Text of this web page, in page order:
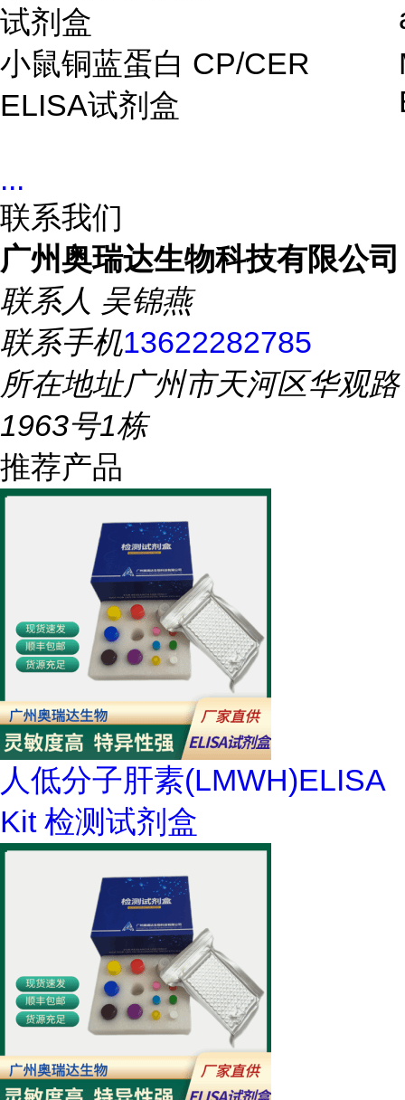
试剂盒
小鼠铜蓝蛋白 CP/CER
ELISA试剂盒
...
联系我们
广州奥瑞达生物科技有限公司
联系人 吴锦燕
联系手机13622282785
所在地址广州市天河区华观路
1963号1栋
推荐产品
人低分子肝素(LMWH)ELISA
Kit 检测试剂盒